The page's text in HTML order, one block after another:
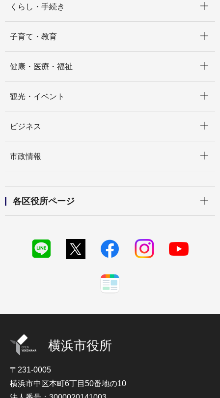
くらし・手続き
子育て・教育
健康・医療・福祉
観光・イベント
ビジネス
市政情報
各区役所ページ
横浜市役所
〒231-0005
横浜市中区本町6丁目50番地の10